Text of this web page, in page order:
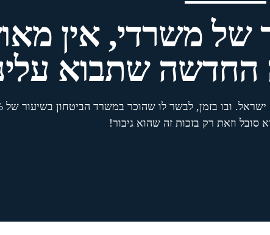
של משרדי, אין
החדשה שתבוא
סובל וזאת רק בזכות זה שהוא גיבור!